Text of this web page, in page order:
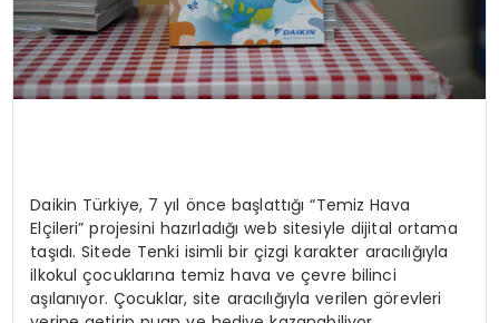
Daikin Türkiye, 7 yıl önce başlattığı “Temiz Hava
Elçileri” projesini hazırladığı web sitesiyle dijital ortama
taşıdı. Sitede Tenki isimli bir çizgi karakter aracılığıyla
ilkokul çocuklarına temiz hava ve çevre bilinci
aşılanıyor. Çocuklar, site aracılığıyla verilen görevleri